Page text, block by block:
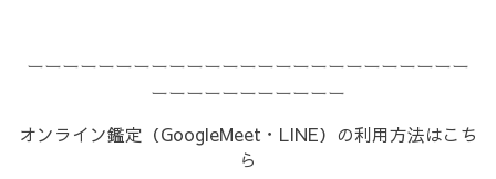
ーーーーーーーーーーーーーーーーーーーーーーーーー
ーーーーーーーーーーー
オンライン鑑定（GoogleMeet・LINE）の利用方法はこち
ら